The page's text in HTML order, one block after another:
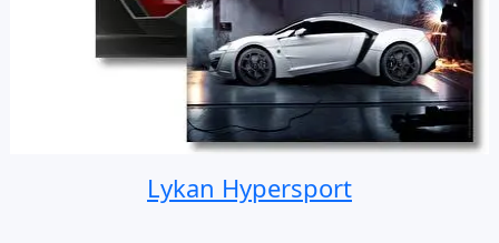
Lykan Hypersport